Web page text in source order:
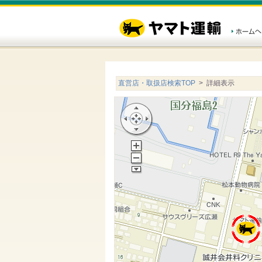
直営店・取扱店検索TOP > 詳細表示